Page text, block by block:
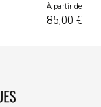
À partir de
85,00 €